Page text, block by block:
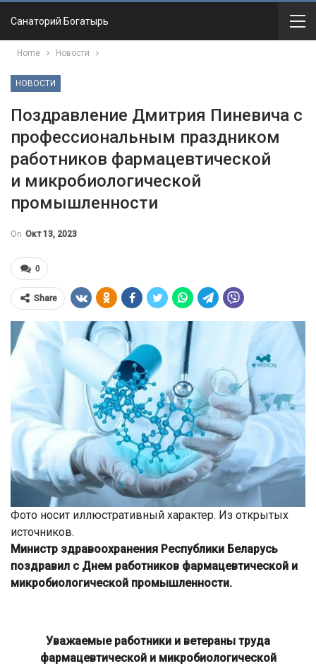
Санаторий Богатырь
Home Новости
НОВОСТИ
Поздравление Дмитрия Пиневича с
профессиональным праздником
работников фармацевтической
и микробиологической
промышленности
On Окт 13, 2023
0
Share
Фото носит иллюстративный характер. Из открытых
источников.
Министр здравоохранения Республики Беларусь
поздравил с Днем работников фармацевтической и
микробиологической промышленности.
Уважаемые работники и ветераны труда
фармацевтической и микробиологической